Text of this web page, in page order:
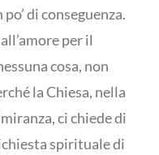
di conseguenza.
per il
cosa, non
la Chiesa, nella
ci chiede di
spirituale di